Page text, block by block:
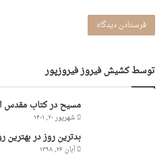
توسط کشیش فیروز فیروزپور
مسیح در کتاب مقدس
شهریور ۲۰, ۱۴۰۱
بدترین روز در بهترین
آبان ۲۶, ۱۳۹۸